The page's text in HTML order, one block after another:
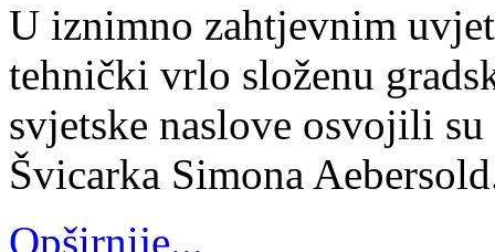
U iznimno zahtjevnim
tehnički vrlo složenu
svjetske naslove osvojili
Švicarka Simona
Opširnije...